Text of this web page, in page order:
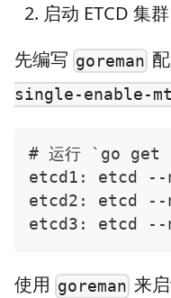
启动 ETCD 集
先编写 goreman
single-enable-
# 运行 `go get
etcd1: etcd
etcd2: etcd
etcd3: etcd
使用 goreman 来